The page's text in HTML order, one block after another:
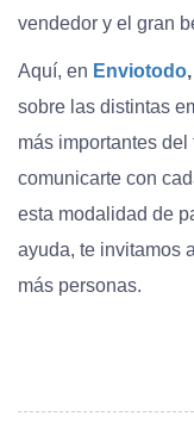
vendedor y el gran
Aquí, en Enviotodo,
sobre las distintas
más importantes
comunicarte con
esta modalidad de
ayuda, te invitamos
más personas.